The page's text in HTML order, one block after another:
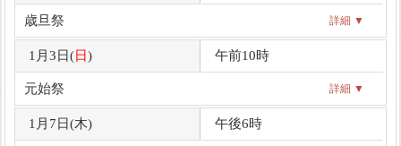
歳旦祭 詳細 ▼
1月3日(日) 午前10時
元始祭 詳細 ▼
1月7日(木) 午後6時